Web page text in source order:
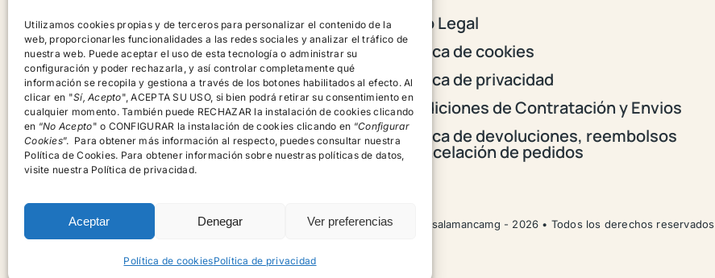
Utilizamos cookies propias y de terceros para personalizar el contenido de la
web, proporcionarles funcionalidades a las redes sociales y analizar el tráfico de
nuestra web. Puede aceptar el uso de esta tecnología o administrar su
configuración y poder rechazarla, y así controlar completamente qué
información se recopila y gestiona a través de los botones habilitados al efecto. Al
clicar en "Sí, Acepto", ACEPTA SU USO, si bien podrá retirar su consentimiento en
cualquier momento. También puede RECHAZAR la instalación de cookies clicando
en “No Acepto" o CONFIGURAR la instalación de cookies clicando en “Configurar
Cookies”. Para obtener más información al respecto, puedes consultar nuestra
Política de Cookies. Para obtener información sobre nuestras políticas de datos,
visite nuestra Política de privacidad.
Aceptar Denegar Ver preferencias
Política de cookiesPolítica de privacidad
Productos
Contacto
Blog
Aviso Legal
Política de cookies
Política de privacidad
Condiciones de Contratación y Envios
Política de devoluciones, reembolsos
y cancelación de pedidos
© psicologosalamancamg - 2026 • Todos los derechos reservados